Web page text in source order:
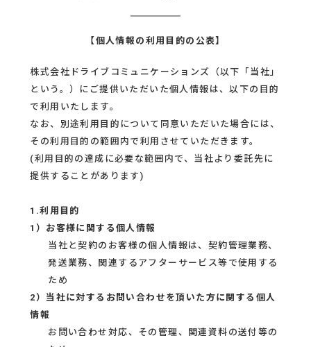
【個人情報の利用目的の公表】
株式会社ドライブコミュニケーションズ（以下「当社」
という。）にご提供いただいた個人情報は、以下の目的
で利用いたします。
なお、別途利用目的について同意いただいた場合には、
その利用目的の範囲内で利用させていただきます。
(利用目的の達成に必要な範囲内で、当社より委託先に
提供することがあります)
1.利用目的
1）お客様に関する個人情報
当社と契約のお客様の個人情報は、契約管理業務、
発送業務、関連するアフターサービス等で使用する
ため
2）当社に対するお問い合わせを頂いた方に関する個人
情報
お問い合わせ対応、その管理、関連資料の送付等の